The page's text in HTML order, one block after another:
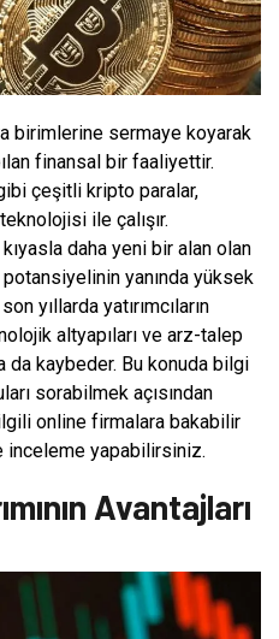
birimlerine sermaye koyarak
finansal bir faaliyettir.
çeşitli kripto paralar,
ile çalışır.
daha yeni bir alan olan
yanında yüksek
yıllarda yatırımcıların
altyapıları ve arz-talep
da kaybeder. Bu konuda bilgi
sorabilmek açısından
online firmalara bakabilir
inceleme yapabilirsiniz.
Avantajları